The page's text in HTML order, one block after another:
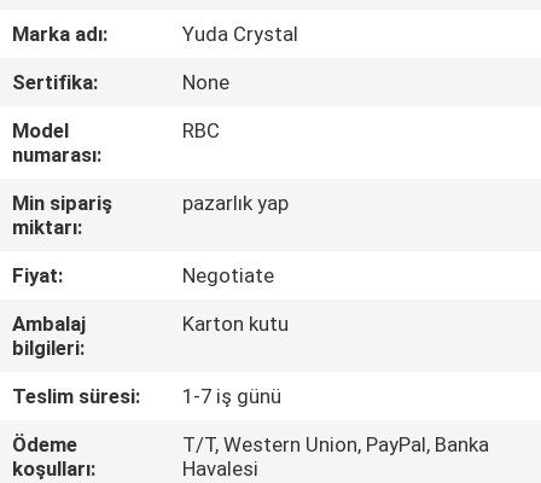
HAKKIMIZDA
FABRIKA
TURU
KALITE
KONTROL
BIZE
ULAŞIN
HABERLER
Marka adı:
Yuda Crystal
Sertifika:
None
Model
numarası:
RBC
Min sipariş
miktarı:
pazarlık yap
Fiyat:
Negotiate
Ambalaj
bilgileri:
Karton kutu
Teslim süresi:
1-7 iş günü
Ödeme
koşulları:
T/T, Western Union, PayPal, Banka
Havalesi